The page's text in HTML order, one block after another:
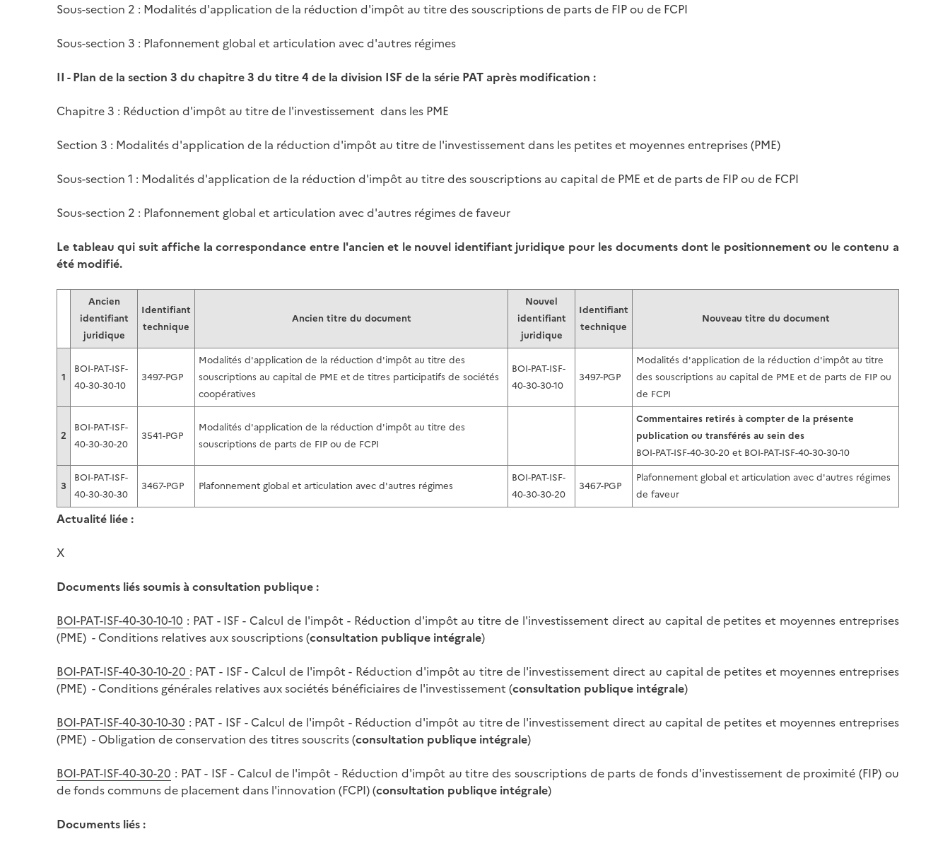
Sous-section 2 : Modalités d'application de la réduction d'impôt au titre des souscriptions de parts de FIP ou de FCPI
Sous-section 3 : Plafonnement global et articulation avec d'autres régimes
II -Plan de la section 3 du chapitre 3 du titre 4 de la division ISF de la série PAT après modification :
Chapitre 3 : Réduction d'impôt au titre de l'investissement dans les PME
Section 3 : Modalités d'application de la réduction d'impôt au titre de l'investissement dans les petites et moyennes entreprises (PME)
Sous-section 1 : Modalités d'application de la réduction d'impôt au titre des souscriptions au capital de PME et de parts de FIP ou de FCPI
Sous-section 2 : Plafonnement global et articulation avec d'autres régimes de faveur
Le tableau qui suit affiche la correspondance entre l'ancien et le nouvel identifiant juridique pour les documents dont le positionnement ou le contenu a
été modifié.
Ancien
identifiant
juridique
Identifiant
technique
Ancien titre du document
Nouvel
identifiant
juridique
Identifiant
technique
Nouveau titre du document
1
BOI-PAT-ISF-
40-30-30-10
3497-PGP
Modalités d'application de la réduction d'impôt au titre des
souscriptions au capital de PME et de titres participatifs de sociétés
coopératives
BOI-PAT-ISF-
40-30-30-10
3497-PGP
Modalités d'application de la réduction d'impôt au titre
des souscriptions au capital de PME et de parts de FIP ou
de FCPI
2
BOI-PAT-ISF-
40-30-30-20
3541-PGP
Modalités d'application de la réduction d'impôt au titre des
souscriptions de parts de FIP ou de FCPI
Commentaires retirés à compter de la présente
publication ou transférés au sein des
BOI-PAT-ISF-40-30-20 et BOI-PAT-ISF-40-30-30-10
3
BOI-PAT-ISF-
40-30-30-30
3467-PGP Plafonnement global et articulation avec d'autres régimes
BOI-PAT-ISF-
40-30-30-20
3467-PGP
Plafonnement global et articulation avec d'autres régimes
de faveur
Actualité liée :
X
Documents liés soumis à consultation publique :
BOI-PAT-ISF-40-30-10-10 : PAT - ISF - Calcul de l'impôt - Réduction d'impôt au titre de l'investissement direct au capital de petites et moyennes entreprises
(PME) - Conditions relatives aux souscriptions (consultation publique intégrale)
BOI-PAT-ISF-40-30-10-20 : PAT - ISF - Calcul de l'impôt - Réduction d'impôt au titre de l'investissement direct au capital de petites et moyennes entreprises
(PME) - Conditions générales relatives aux sociétés bénéficiaires de l'investissement (consultation publique intégrale)
BOI-PAT-ISF-40-30-10-30 : PAT - ISF - Calcul de l'impôt - Réduction d'impôt au titre de l'investissement direct au capital de petites et moyennes entreprises
(PME) - Obligation de conservation des titres souscrits (consultation publique intégrale)
BOI-PAT-ISF-40-30-20 : PAT - ISF - Calcul de l'impôt - Réduction d'impôt au titre des souscriptions de parts de fonds d'investissement de proximité (FIP) ou
de fonds communs de placement dans l'innovation (FCPI) (consultation publique intégrale)
Documents liés :